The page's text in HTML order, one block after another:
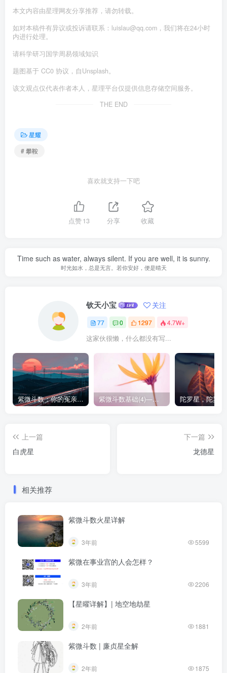
本文内容由星理网友分享推荐，请勿转载。
如对本稿件有异议或投诉请联系：luislau@qq.com，我们将在24小时
内进行处理。
请科学研习国学周易领域知识
题图基于 CC0 协议，自Unsplash。
该文观点仅代表作者本人，星理平台仅提供信息存储空间服务。
THE END
星耀
# 攀鞍
喜欢就支持一下吧
点赞13 分享 收藏
Time such as water, always silent. If you are well, it is sunny.
时光如水，总是无言。若你安好，便是晴天
钦天小宝 关注
77 0 1297 4.7W+
这家伙很懒，什么都没有写...
紫微斗数：你的冤亲债主─阴煞 紫微斗数基础(4)——三方四正与邻宫
上一篇
白虎星
下一篇
龙德星
相关推荐
紫微斗数火星详解
3年前 5599
紫微在事业宫的人会怎样？
3年前 2206
【星曜详解】| 地空地劫星
2年前 1881
紫微斗数 | 廉贞星全解
2年前 1875